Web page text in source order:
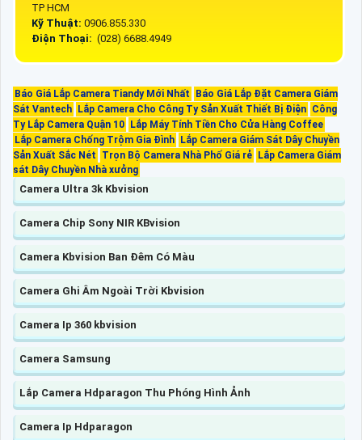
TP HCM
Kỹ Thuật: 0906.855.330
Điện Thoại: (028) 6688.4949
Báo Giá Lắp Camera Tiandy Mới Nhất
Báo Giá Lắp Đặt Camera Giám
Sát Vantech
Lắp Camera Cho Công Ty Sản Xuất Thiết Bị Điện Công
Ty Lắp Camera Quận 10
Lắp Máy Tính Tiền Cho Cửa Hàng Coffee
Lắp Camera Chống Trộm Gia Đình
Lắp Camera Giám Sát Dây Chuyền
Sản Xuất Sắc Nét
Trọn Bộ Camera Nhà Phố Giá rẻ
Lắp Camera Giám
sát Dây Chuyền Nhà xưởng
Camera Ultra 3k Kbvision
Camera Chip Sony NIR KBvision
Camera Kbvision Ban Đêm Có Màu
Camera Ghi Âm Ngoài Trời Kbvision
Camera Ip 360 kbvision
Camera Samsung
Lắp Camera Hdparagon Thu Phóng Hình Ảnh
Camera Ip Hdparagon